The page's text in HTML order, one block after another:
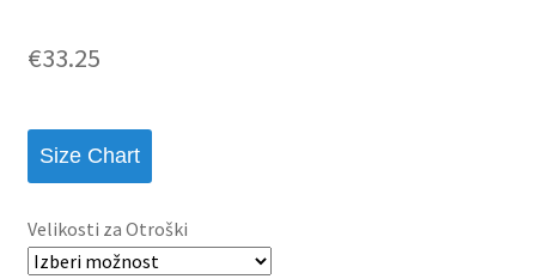
€33.25
Size Chart
Velikosti za Otroški